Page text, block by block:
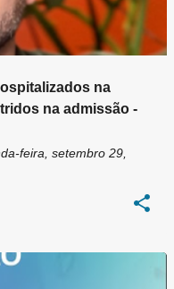
na
na admissão -
feira, setembro 29,